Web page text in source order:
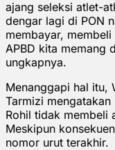
ajang seleksi atlet-
dengar lagi di PON
membayar,
APBD kita memang
ungkapnya.
Menanggapi hal itu,
Tarmizi
Rohil tidak membeli
Meskipun
nomor urut terakhir.